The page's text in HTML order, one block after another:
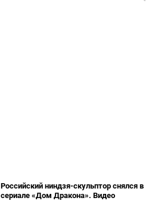
Российский ниндзя-скульптор снялся в
сериале «Дом Дракона». Видео